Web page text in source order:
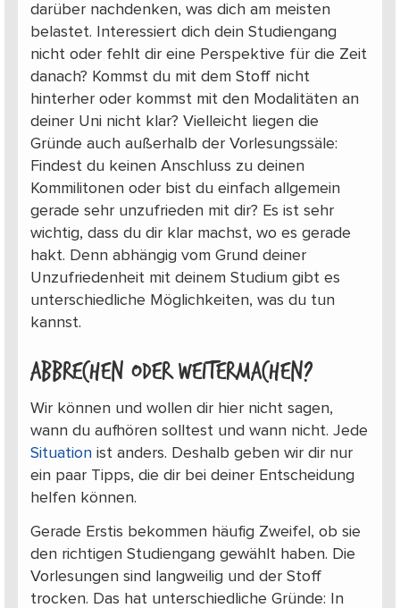
darüber nachdenken, was dich am meisten
belastet. Interessiert dich dein Studiengang
nicht oder fehlt dir eine Perspektive für die Zeit
danach? Kommst du mit dem Stoff nicht
hinterher oder kommst mit den Modalitäten an
deiner Uni nicht klar? Vielleicht liegen die
Gründe auch außerhalb der Vorlesungssäle:
Findest du keinen Anschluss zu deinen
Kommilitonen oder bist du einfach allgemein
gerade sehr unzufrieden mit dir? Es ist sehr
wichtig, dass du dir klar machst, wo es gerade
hakt. Denn abhängig vom Grund deiner
Unzufriedenheit mit deinem Studium gibt es
unterschiedliche Möglichkeiten, was du tun
kannst.
Abbrechen oder weitermachen?
Wir können und wollen dir hier nicht sagen,
wann du aufhören solltest und wann nicht. Jede
Situationist anders. Deshalb geben wir dir nur
ein paar Tipps, die dir bei deiner Entscheidung
helfen können.
Gerade Erstis bekommen häufig Zweifel, ob sie
den richtigen Studiengang gewählt haben. Die
Vorlesungen sind langweilig und der Stoff
trocken. Das hat unterschiedliche Gründe: In